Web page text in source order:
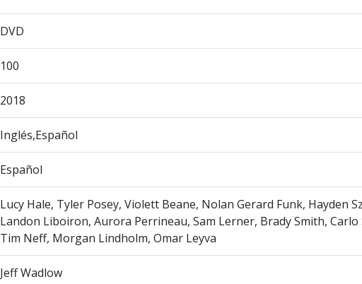
DVD
100
2018
Inglés,Español
Español
Lucy Hale, Tyler Posey, Violett Beane, Nolan Gerard Funk, Hayden
Landon Liboiron, Aurora Perrineau, Sam Lerner, Brady Smith,
Tim Neff, Morgan Lindholm, Omar Leyva
Jeff Wadlow